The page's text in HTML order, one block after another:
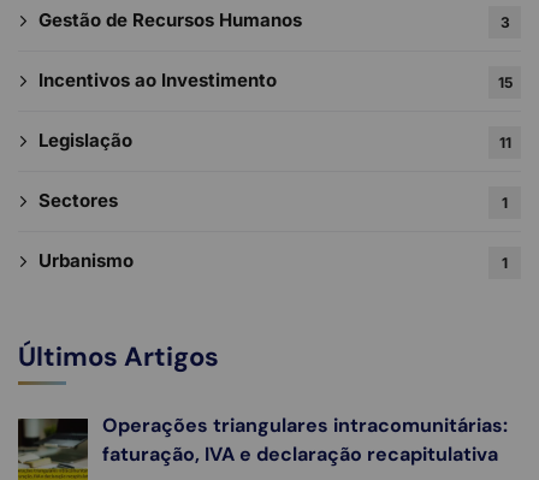
Gestão de Recursos Humanos 3
Incentivos ao Investimento 15
Legislação 11
Sectores 1
Urbanismo 1
Últimos Artigos
Operações triangulares intracomunitárias:
faturação, IVA e declaração recapitulativa